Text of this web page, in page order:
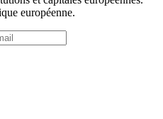
européenne.